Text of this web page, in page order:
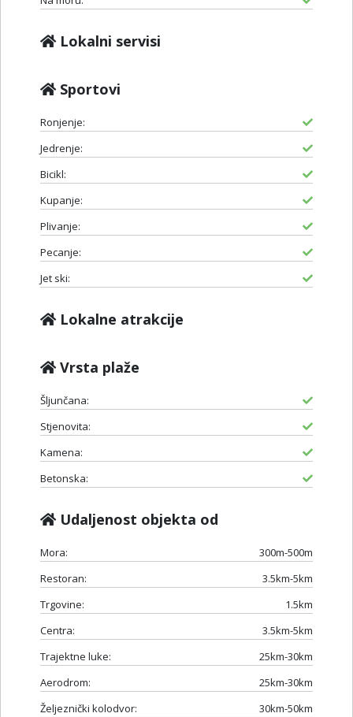
Lokalni servisi
Sportovi
Ronjenje:
Jedrenje:
Bicikl:
Kupanje:
Plivanje:
Pecanje:
Jet ski:
Lokalne atrakcije
Vrsta plaže
Šljunčana:
Stjenovita:
Kamena:
Betonska:
Udaljenost objekta od
Mora:
300m-500m
Restoran:
3.5km-5km
Trgovine:
1.5km
Centra:
3.5km-5km
Trajektne luke:
25km-30km
Aerodrom:
25km-30km
Željeznički kolodvor:
30km-50km